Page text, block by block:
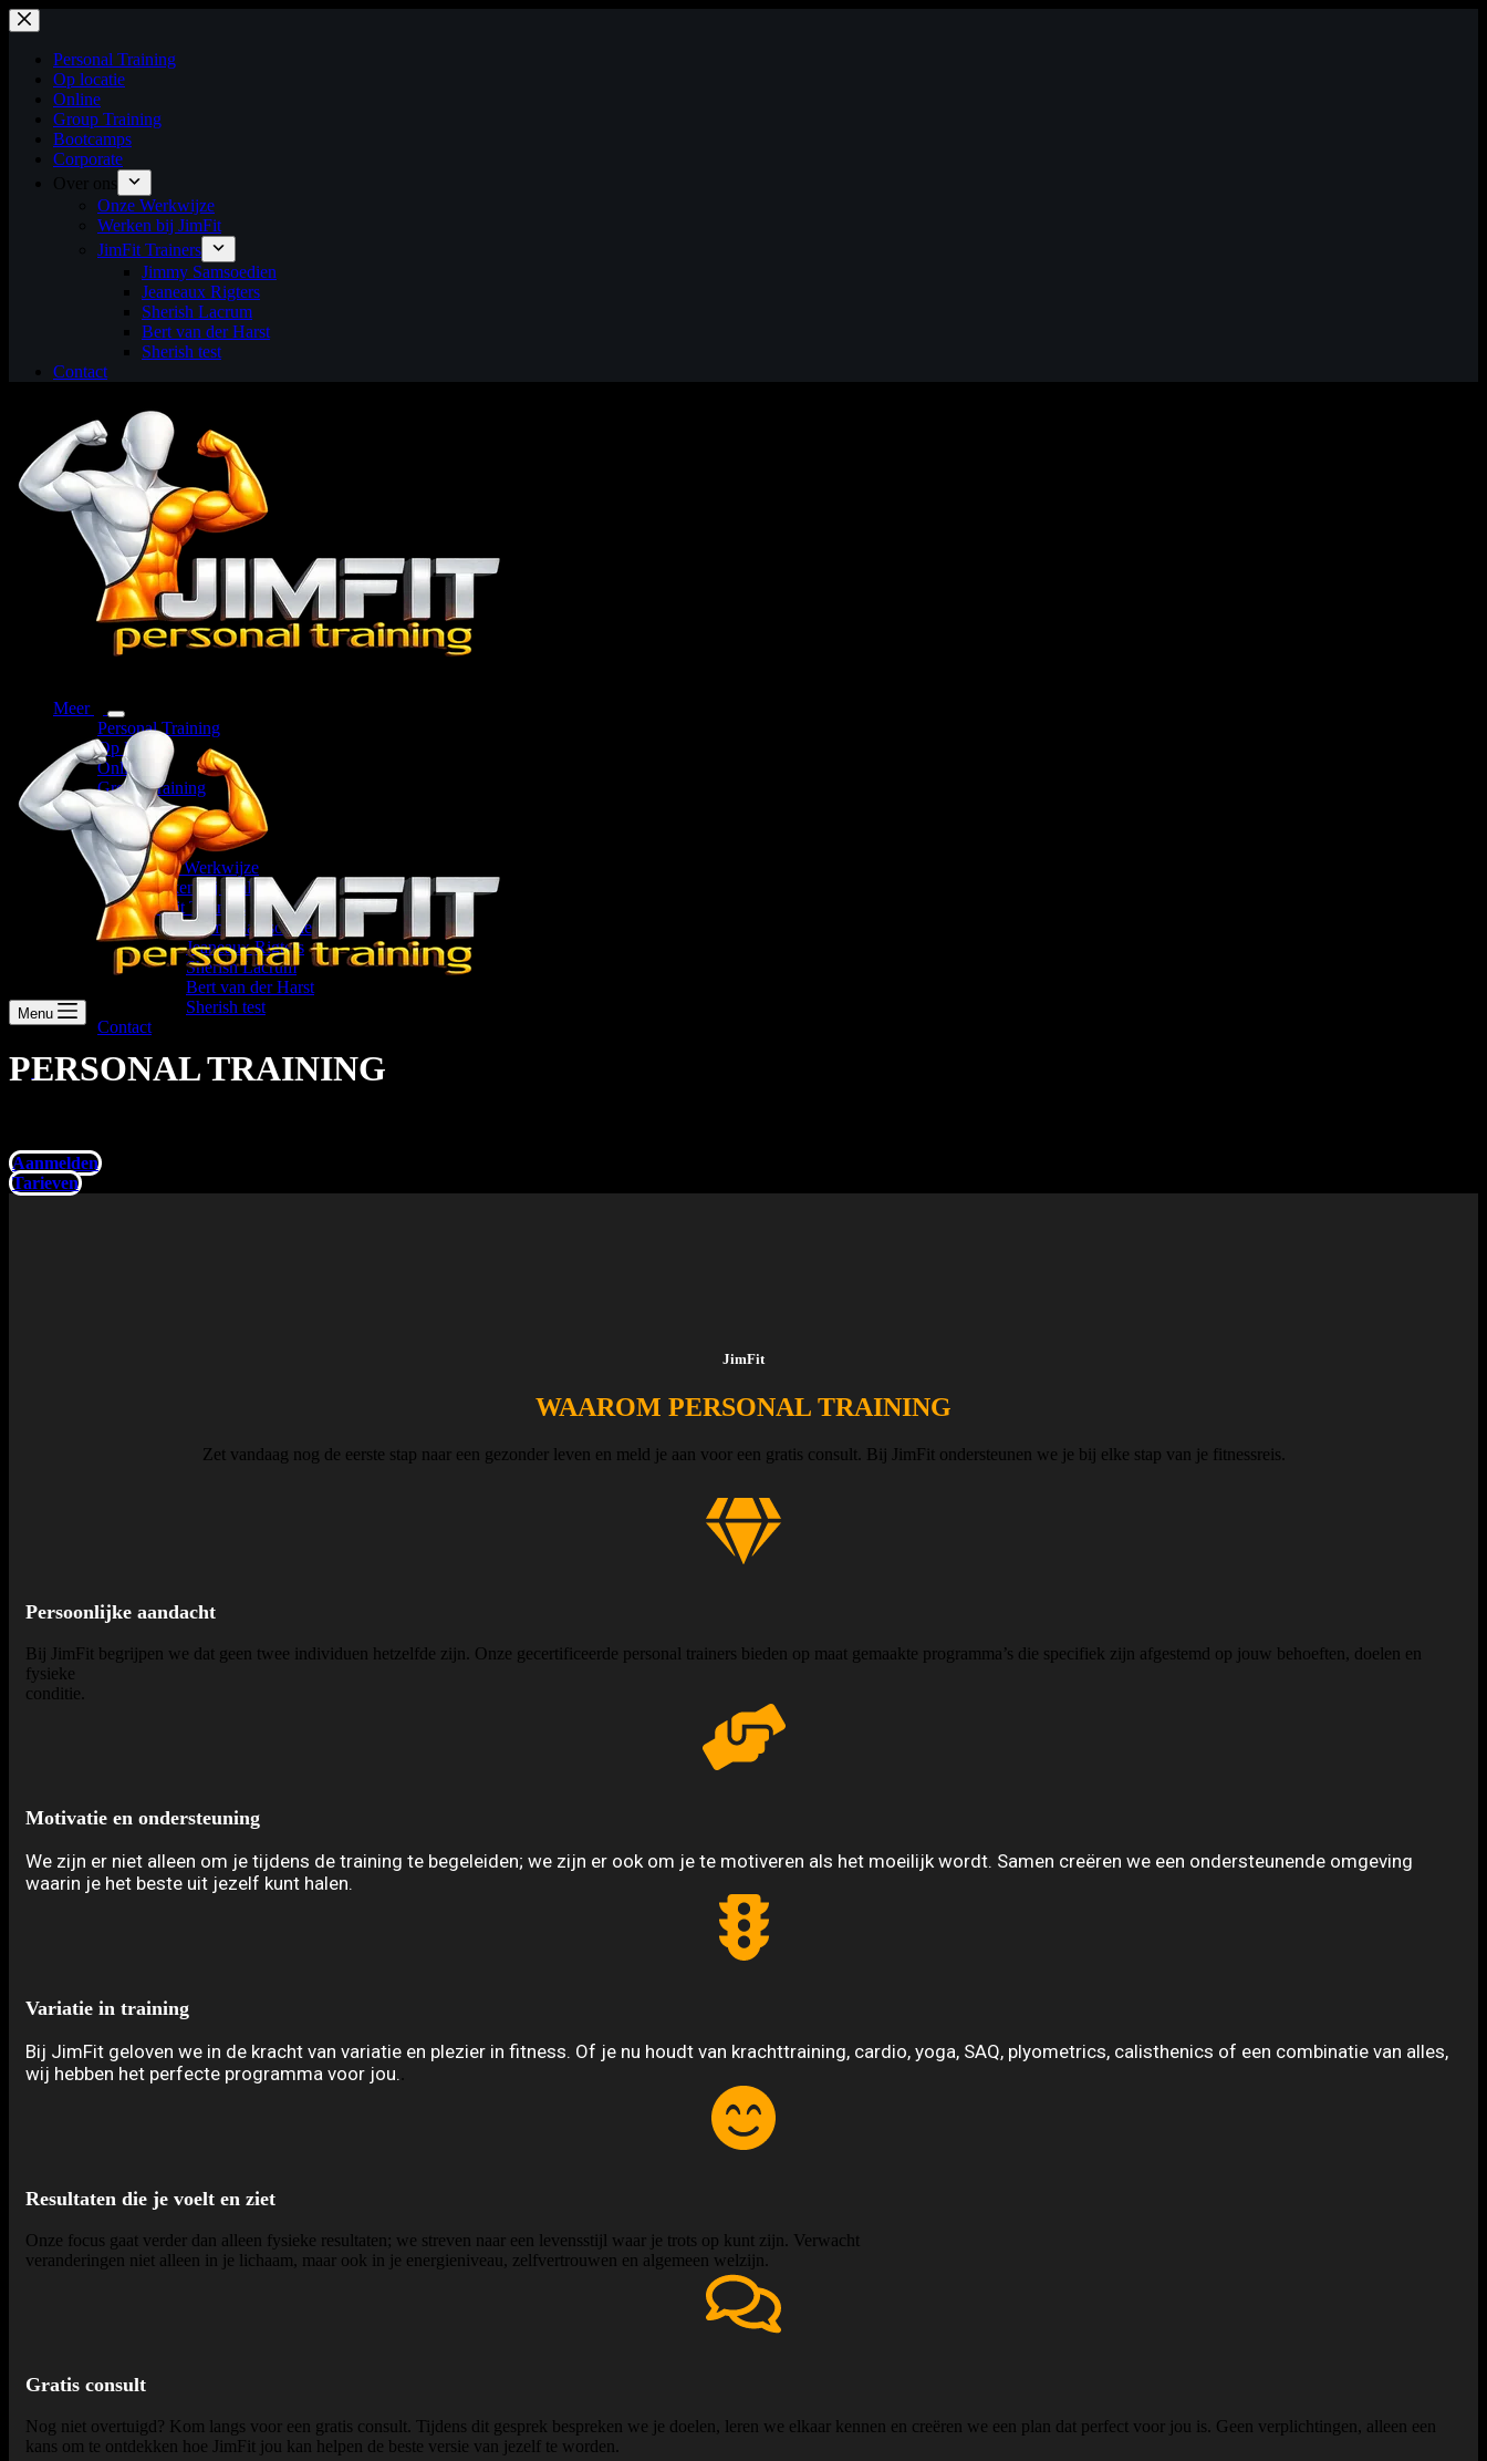
Ga
naar
inhoud
Personal Training
Op locatie
Online
Group Training
Bootcamps
Corporate
Over ons
Onze Werkwijze
Werken bij JimFit
JimFit Trainers
Jimmy Samsoedien
Jeaneaux Rigters
Sherish Lacrum
Bert van der Harst
Sherish test
Contact
Meer
Personal Training
Op locatie
Online
Group Training
Bootcamps
Corporate
Over ons
Onze Werkwijze
Werken bij JimFit
JimFit Trainers
Jimmy Samsoedien
Jeaneaux Rigters
Sherish Lacrum
Bert van der Harst
Sherish test
Contact
Menu
PERSONAL TRAINING
Aanmelden
Tarieven
JimFit
WAAROM PERSONAL TRAINING
Zet vandaag nog de eerste stap naar een gezonder leven en meld je aan voor een gratis consult. Bij JimFit ondersteunen we je bij elke stap van je fitnessreis.
Persoonlijke aandacht
Bij JimFit begrijpen we dat geen twee individuen hetzelfde zijn. Onze gecertificeerde personal trainers bieden op maat gemaakte programma’s die specifiek zijn afgestemd op jouw behoeften, doelen en
fysieke
conditie.
Motivatie en ondersteuning
We zijn er niet alleen om je tijdens de training te begeleiden; we zijn er ook om je te motiveren als het moeilijk wordt. Samen creëren we een ondersteunende omgeving
waarin je het beste uit jezelf kunt halen.
Variatie in training
Bij JimFit geloven we in de kracht van variatie en plezier in fitness. Of je nu houdt van krachttraining, cardio, yoga, SAQ, plyometrics, calisthenics of een combinatie van alles,
wij hebben het perfecte programma voor jou.
Resultaten die je voelt en ziet
Onze focus gaat verder dan alleen fysieke resultaten; we streven naar een levensstijl waar je trots op kunt zijn. Verwacht
veranderingen niet alleen in je lichaam, maar ook in je energieniveau, zelfvertrouwen en algemeen welzijn.
Gratis consult
Nog niet overtuigd? Kom langs voor een gratis consult. Tijdens dit gesprek bespreken we je doelen, leren we elkaar kennen en creëren we een plan dat perfect voor jou is. Geen verplichtingen, alleen een
kans om te ontdekken hoe JimFit jou kan helpen de beste versie van jezelf te worden.